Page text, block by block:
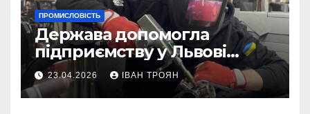
ПРОМИСЛОВІСТЬ
Держава допомогла
підприємству у Львові
відновити виробничі
потужності після атаки
російського БПЛА
23.04.2026 ІВАН ТРОЯН